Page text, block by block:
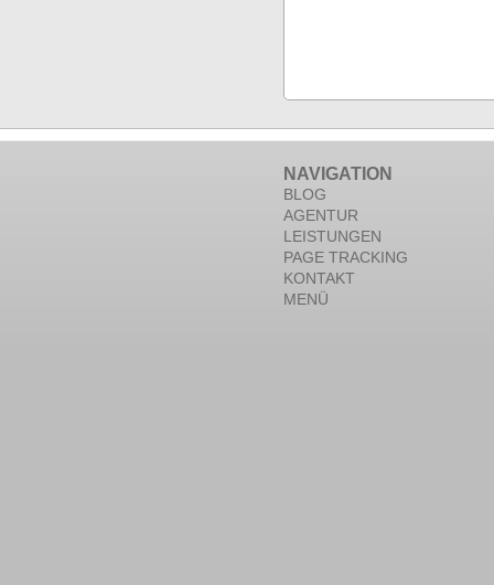
NAVIGATION
BLOG
AGENTUR
LEISTUNGEN
PAGE TRACKING
KONTAKT
MENÜ